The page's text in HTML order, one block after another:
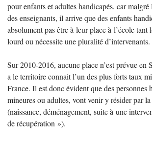
pour enfants et adultes handicapés, car
des enseignants, il arrive que des enfants
absolument pas être à leur place à l’école tant
lourd ou nécessite une pluralité d’intervenants.
Sur 2010-2016, aucune place n’est prévue en
a le territoire connait l’un des plus forts taux
France. Il est donc évident que des personnes
mineures ou adultes, vont venir y résider par la
(naissance, déménagement, suite à une
de récupération »).